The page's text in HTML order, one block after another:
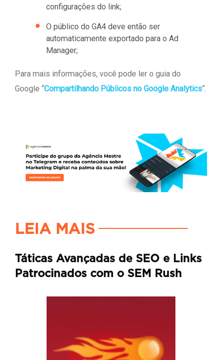
configurações do link;
O público do GA4 deve então ser
automaticamente exportado para o Ad
Manager;
Para mais informações, você pode ler o guia do
Google “Compartilhando Públicos no Google Analytics“.
LEIA MAIS
Táticas Avançadas de SEO e Links
Patrocinados com o SEM Rush